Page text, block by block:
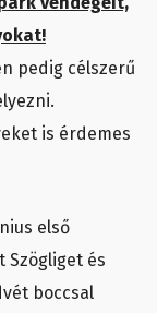
pedig célszerű
is érdemes
első
Szögliget és
boccsal